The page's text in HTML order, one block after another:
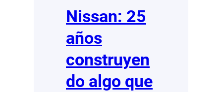
Nissan: 25
años
construyen
do algo que